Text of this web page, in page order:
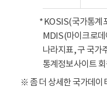
* KOSIS(국가통계
MDIS(마이크로
나라지표, 구 국가
통계정보사이트
※ 좀 더 상세한 국가데이